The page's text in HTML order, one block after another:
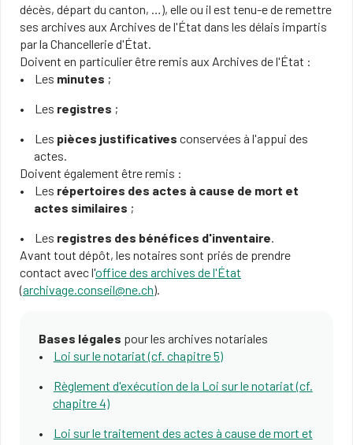
décès, départ du canton, …), elle ou il est tenu-e de remettre
ses archives aux Archives de l'État dans les délais impartis
par la Chancellerie d'État.
Doivent en particulier être remis aux Archives de l'État :
Les minutes ;
Les registres ;
Les pièces justificatives conservées à l'appui des
actes.
Doivent également être remis :
Les répertoires des actes à cause de mort et
actes similaires ;
Les registres des bénéfices d'inventaire.
Avant tout dépôt, les notaires sont priés de prendre
contact avec l'office des archives de l'État
(archivage.conseil@ne.ch).
Bases légales pour les archives notariales
Loi sur le notariat (cf. chapitre 5)
Règlement d'exécution de la Loi sur le notariat (cf.
chapitre 4)
Loi sur le traitement des actes à cause de mort et